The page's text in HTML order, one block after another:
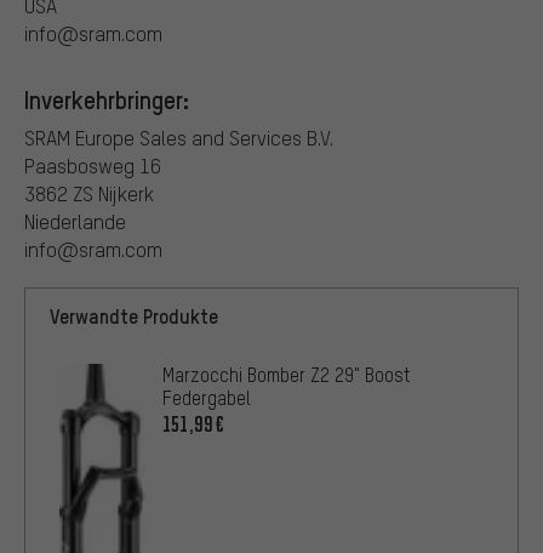
USA
info@sram.com
Inverkehrbringer:
SRAM Europe Sales and Services B.V.
Paasbosweg 16
3862 ZS Nijkerk
Niederlande
info@sram.com
Verwandte Produkte
Marzocchi Bomber Z2 29" Boost
Federgabel
151,99€